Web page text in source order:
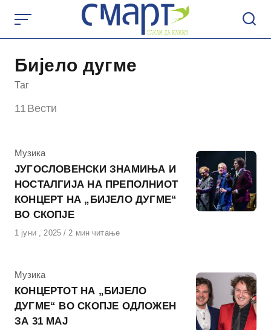
content
Бијело дугме
Таг
11 Вести
КАтегорија
Музика
ЈУГОСЛОВЕНСКИ ЗНАМИЊА И
НОСТАЛГИЈА НА ПРЕПОЛНИОТ
КОНЦЕРТ НА „БИЈЕЛО ДУГМЕ“
ВО СКОПЈЕ
Објавено
1 јуни , 2025 2 мин читање
КАтегорија
Музика
КОНЦЕРТОТ НА „БИЈЕЛО
ДУГМЕ“ ВО СКОПЈЕ ОДЛОЖЕН
ЗА 31 МАЈ